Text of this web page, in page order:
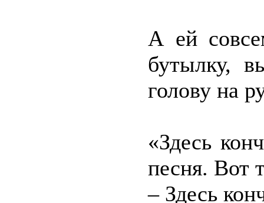
А ей
бутылку,
голову на
«Здесь
песня. Вот
– Здесь